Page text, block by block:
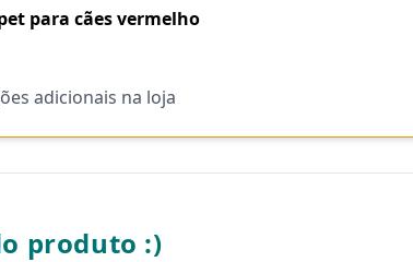
para cães vermelho
adicionais na loja
produto :)